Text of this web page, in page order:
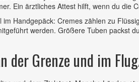
Ein ärztliches Attest hilft, wenn du die
im Handgepäck: Cremes zählen zu
werden. Größere Tuben packst
der Grenze und im